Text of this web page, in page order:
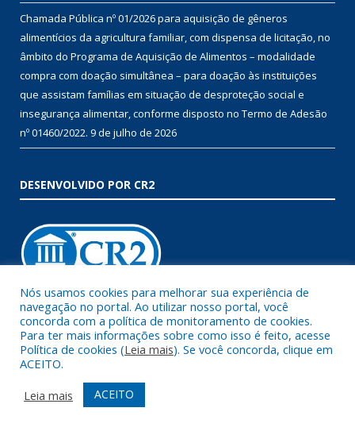
Chamada Pública nº 01/2026 para aquisição de gêneros
alimentícios da agricultura familiar, com dispensa de licitação, no
âmbito do Programa de Aquisição de Alimentos – modalidade
compra com doação simultânea – para doação às instituições
que assistam famílias em situação de desproteção social e
insegurança alimentar, conforme disposto no Termo de Adesão
nº 01460/2022. 9 de julho de 2026
DESENVOLVIDO POR CR2
Muito mais quecriar siteousistema para prefeituras!
Realizamos umaassessoriacompleta, onde garantimos em
contrato que todas as exigências dasleis de transparência
públicaserão atendidas.
PNTPe oRadar da Transparência Pública
Nós usamos cookies para melhorar sua experiência de
navegação no portal. Ao utilizar nosso portal, você
concorda com a política de monitoramento de cookies.
Para ter mais informações sobre como isso é feito, acesse
Política de cookies (Leia mais). Se você concorda, clique em
ACEITO.
Leia mais
ACEITO